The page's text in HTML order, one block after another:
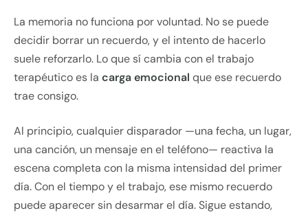
La memoria no funciona por voluntad. No se puede
decidir borrar un recuerdo, y el intento de hacerlo
suele reforzarlo. Lo que sí cambia con el trabajo
terapéutico es la carga emocional que ese recuerdo
trae consigo.
Al principio, cualquier disparador —una fecha, un lugar,
una canción, un mensaje en el teléfono— reactiva la
escena completa con la misma intensidad del primer
día. Con el tiempo y el trabajo, ese mismo recuerdo
puede aparecer sin desarmar el día. Sigue estando,